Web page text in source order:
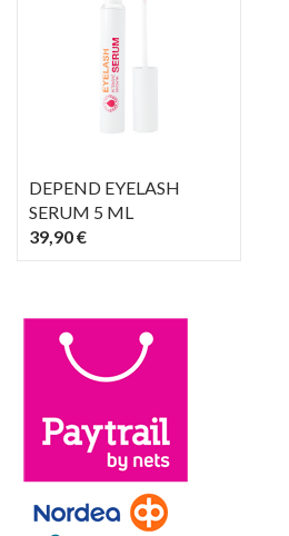
DEPEND EYELASH
SERUM 5 ML
39,90 €